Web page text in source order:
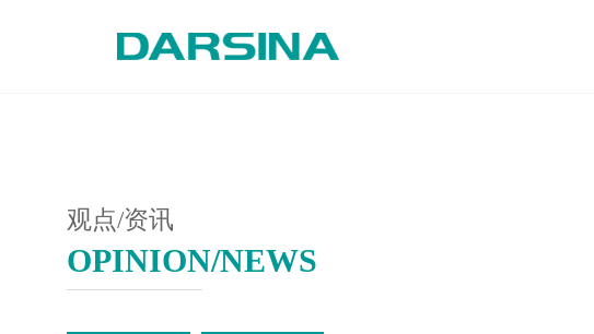
观点/资讯
OPINION/NEWS